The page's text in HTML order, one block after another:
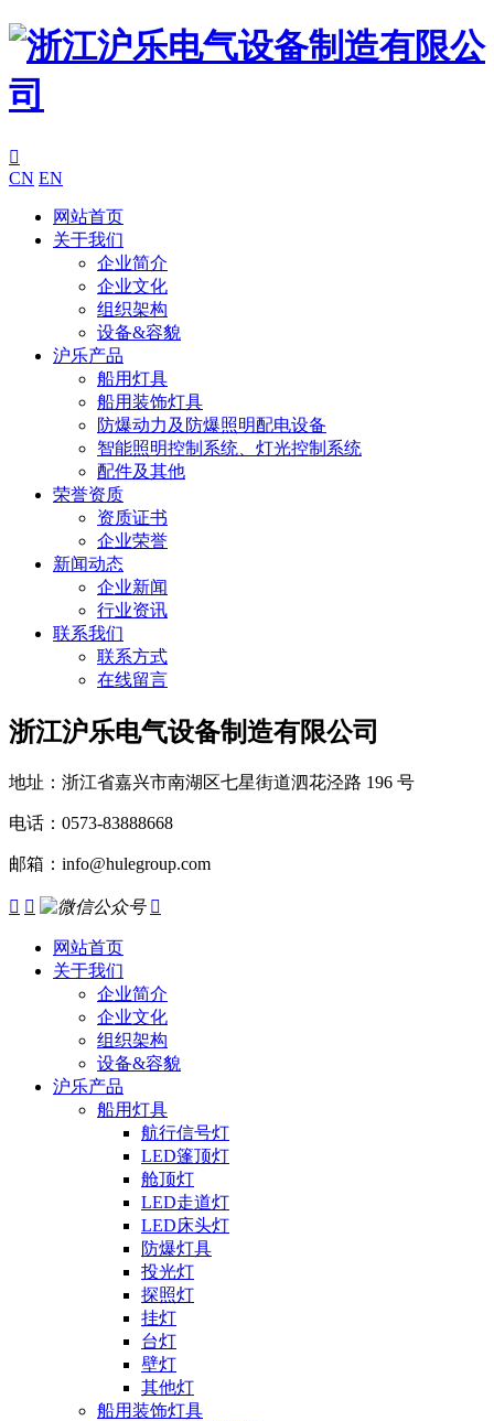

CN EN
网站首页
关于我们
企业简介
企业文化
组织架构
设备&容貌
沪乐产品
船用灯具
船用装饰灯具
防爆动力及防爆照明配电设备
智能照明控制系统、灯光控制系统
配件及其他
荣誉资质
资质证书
企业荣誉
新闻动态
企业新闻
行业资讯
联系我们
联系方式
在线留言
浙江沪乐电气设备制造有限公司
地址：浙江省嘉兴市南湖区七星街道泗花泾路 196 号
电话：0573-83888668
邮箱：info@hulegroup.com
  
网站首页
关于我们
企业简介
企业文化
组织架构
设备&容貌
沪乐产品
船用灯具
航行信号灯
LED篷顶灯
舱顶灯
LED走道灯
LED床头灯
防爆灯具
投光灯
探照灯
挂灯
台灯
壁灯
其他灯
船用装饰灯具